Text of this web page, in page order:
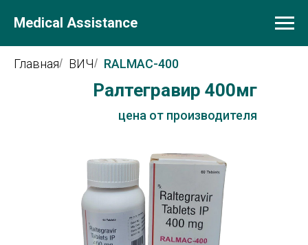
Medical Assistance
Главная/ ВИЧ/ RALMAC-400
Ралтегравир 400мг
цена
цена от производителя